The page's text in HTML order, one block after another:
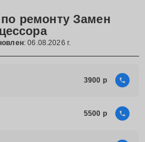
по ремонту Замен
: 06.08.2026 г.
3900
5500